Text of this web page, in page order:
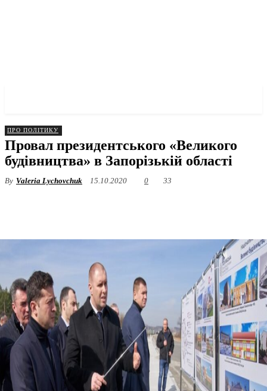
ПРО ПОЛІТИКУ
Провал президентського «Великого
будівництва» в Запорізькій області
By Valeria Lychovchuk 15.10.2020 0 33